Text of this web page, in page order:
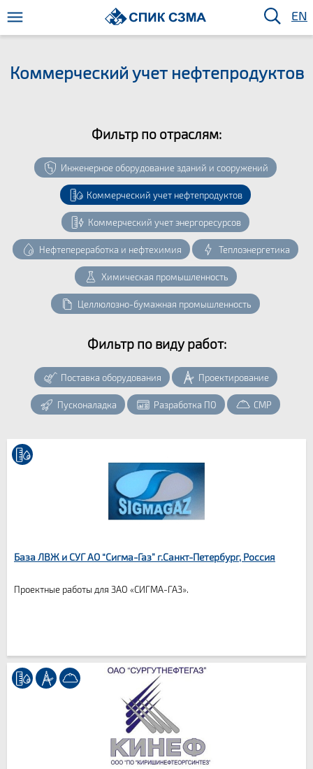
EN
Коммерческий учет нефтепродуктов
Фильтр по отрaслям:
Инженерное оборудование зданий и сооружений
Коммерческий учет нефтепродуктов
Коммерческий учет энергоресурсов
Нефтепереработка и нефтехимия Теплоэнергетика
Химическая промышленность
Целлюлозно-бумажная промышленность
Фильтр по виду работ:
Поставка оборудования Проектирование
Пусконаладка Разработка ПО СМР
База ЛВЖ и СУГ АО “Сигма-Газ” г.Санкт-Петербург, Россия
Проектные работы для ЗАО «СИГМА-ГАЗ».